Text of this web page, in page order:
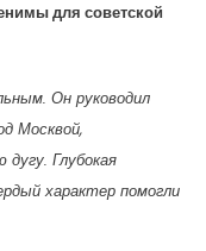
для советской
Он руководил
Москвой,
Глубокая
характер помогли